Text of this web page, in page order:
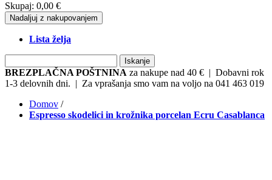
Skupaj: 0,00 €
Nadaljuj z nakupovanjem
Lista želja
Iskanje
BREZPLAČNA POŠTNINA za nakupe nad 40 € | Dobavni rok
1-3 delovnih dni. | Za vprašanja smo vam na voljo na 041 463 019
Domov /
Espresso skodelici in krožnika porcelan Ecru Casablanca